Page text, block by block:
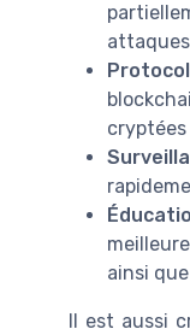
ainsi
Il est aussi